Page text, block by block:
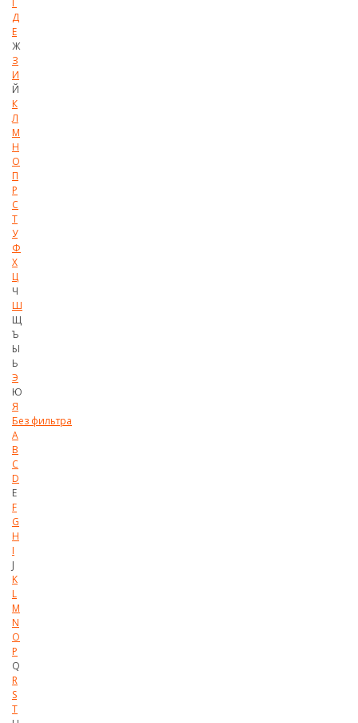
Д
Е
Ж
З
И
Й
К
Л
М
Н
О
П
Р
С
Т
У
Ф
Х
Ц
Ч
Ш
Щ
Ъ
Ы
Ь
Э
Ю
Я
Без фильтра
A
B
C
D
E
F
G
H
I
J
K
L
M
N
O
P
Q
R
S
T